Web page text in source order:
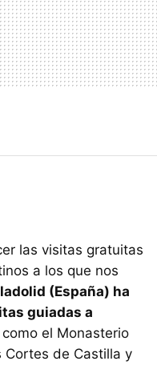
las visitas gratuitas
a los que nos
(España) ha
guiadas a
como el Monasterio
Cortes de Castilla y